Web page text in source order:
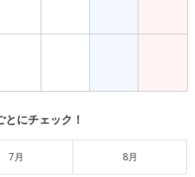
にチェック！
7月 8月